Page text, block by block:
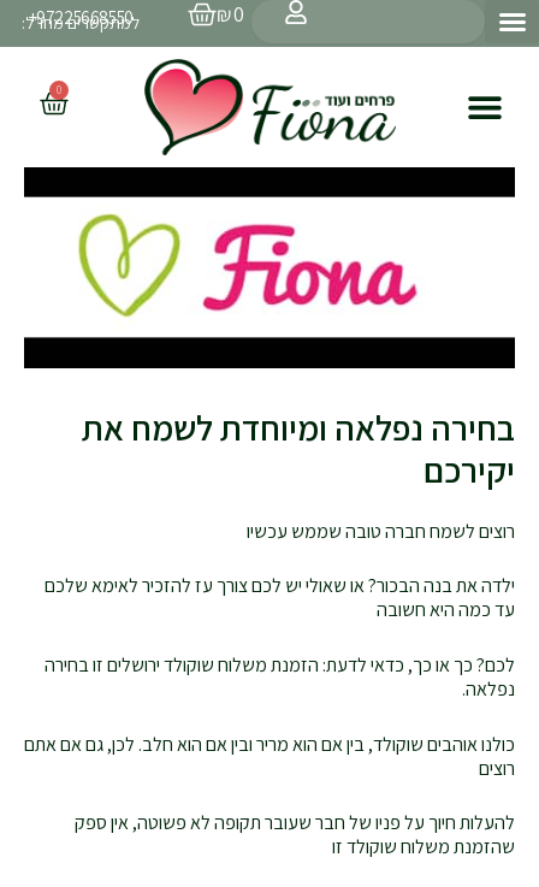
דילוג
לתוכן
₪0 עגלת
קניות למתקשרים מחו״ל:
97225668550+
0
עגלת
בחירה נפלאה ומיוחדת לשמח את
יקירכם
רוצים לשמח חברה טובה שממש עכשיו
ילדה את בנה הבכור? או שאולי יש לכם צורך עז להזכיר לאימא שלכם
עד כמה היא חשובה
לכם? כך או כך, כדאי לדעת: הזמנת משלוח שוקולד ירושלים זו בחירה
נפלאה.
כולנו אוהבים שוקולד, בין אם הוא מריר ובין אם הוא חלב. לכן, גם אם אתם
רוצים
להעלות חיוך על פניו של חבר שעובר תקופה לא פשוטה, אין ספק
שהזמנת משלוח שוקולד זו